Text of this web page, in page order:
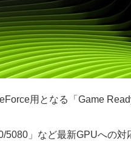
用となる「Game
5080」など最新GPUへの